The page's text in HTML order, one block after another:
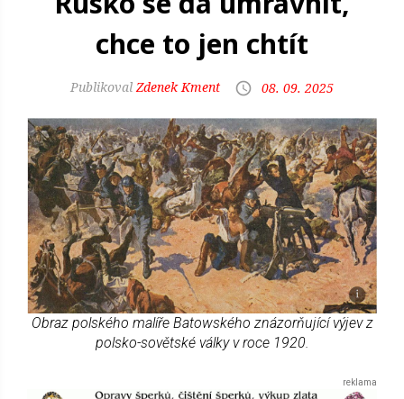
chce to jen chtít
Zdenek Kment 08. 09. 2025
Obraz polského malíře Batowského znázorňující výjev z
polsko-sovětské války v roce 1920.